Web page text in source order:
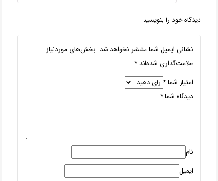
دیدگاه خود را بنویسید
نشانی ایمیل شما منتشر نخواهد شد. بخش‌های موردنیاز
علامت‌گذاری شده‌اند *
امتیاز شما*
دیدگاه شما*
نام
ایمیل